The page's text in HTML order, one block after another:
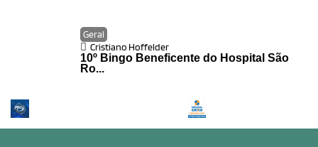
Geral
Cristiano Hoffelder
10º Bingo Beneficente do Hospital São
Ro...